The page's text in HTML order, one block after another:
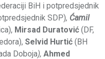
BiH i potpredsjednik
SDP), Ćamil
Mirsad Duratović (DF,
Selvid Hurtić (BH
Doboja), Ahmed